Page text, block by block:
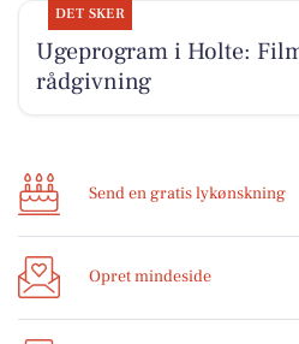
DET SKER
Ugeprogram i Holte:
rådgivning
Send en gratis lykønskning
Opret mindeside